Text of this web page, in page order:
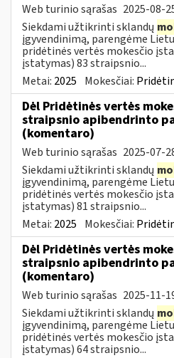
Web turinio sąrašas 2025-08-
Siekdami užtikrinti sklandų
įgyvendinimą, parengėme
pridėtinės vertės mokesčio
įstatymas) 83 straipsnio...
Metai: 2025 Mokesčiai:
Dėl Pridėtinės vertės
straipsnio apibendrinto
(komentaro)
Web turinio sąrašas 2025-07-
Siekdami užtikrinti sklandų
įgyvendinimą, parengėme
pridėtinės vertės mokesčio
įstatymas) 81 straipsnio...
Metai: 2025 Mokesčiai:
Dėl Pridėtinės vertės
straipsnio apibendrinto
(komentaro)
Web turinio sąrašas 2025-11-
Siekdami užtikrinti sklandų
įgyvendinimą, parengėme
pridėtinės vertės mokesčio
įstatymas) 64 straipsnio...